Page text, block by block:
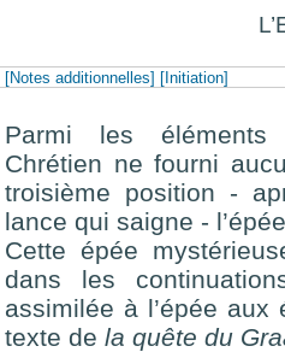
[Notes additionnelles] [Initiation]
Parmi les éléments
Chrétien ne fourni
troisième position -
lance qui saigne -
Cette épée
dans les
assimilée à l’épée aux
texte de la quête du